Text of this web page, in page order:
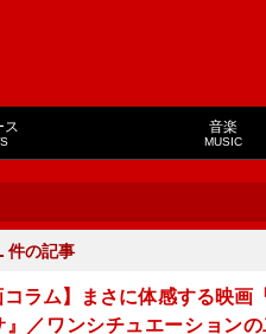
ス 音楽
MUSIC
件の記事
コラム】まさに体感する映
』／ワンシチュエーション